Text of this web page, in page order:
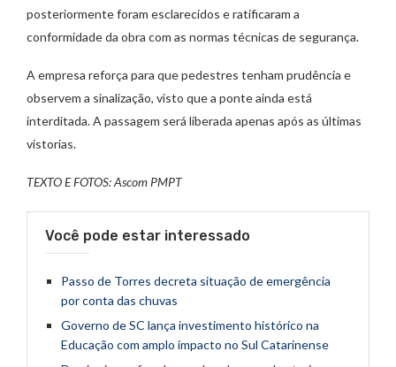
posteriormente foram esclarecidos e ratificaram a
conformidade da obra com as normas técnicas de segurança.
A empresa reforça para que pedestres tenham prudência e
observem a sinalização, visto que a ponte ainda está
interditada. A passagem será liberada apenas após as últimas
vistorias.
TEXTO E FOTOS: Ascom PMPT
Você pode estar interessado
Passo de Torres decreta situação de emergência
por conta das chuvas
Governo de SC lança investimento histórico na
Educação com amplo impacto no Sul Catarinense